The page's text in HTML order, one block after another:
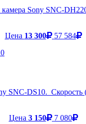
камера Sony SNC-
Цена 13 300 57 584
SNC-DS10. Скорость
Цена 3 150 7 080